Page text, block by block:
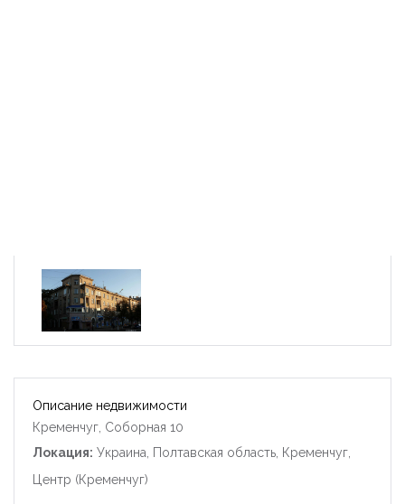
Описание недвижимости
Кременчуг, Соборная 10
Локация: Украина, Полтавская область, Кременчуг,
Центр (Кременчуг)